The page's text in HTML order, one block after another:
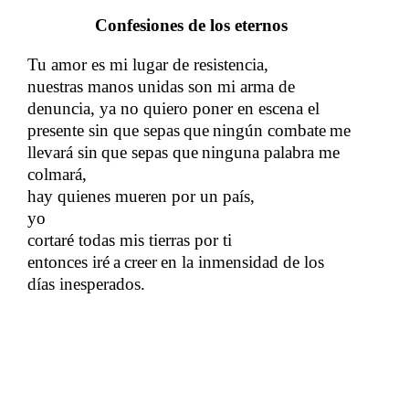
Confesiones de los eternos
Tu amor es mi lugar de resistencia,
nuestras manos unidas son mi arma de
denuncia, ya no quiero poner en escena el
presente sin que sepasqueningún combateme
llevará sinque sepas queninguna palabra me
colmará,
hay quienes mueren por un país,
yo
cortaré todas mis tierras por ti
entonces iréacreer​​en la inmensidad de los
días inesperados.